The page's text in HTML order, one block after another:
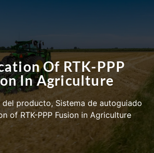
Of RTK-PPP
In Agriculture
del producto, Sistema de autoguiado
of RTK-PPP Fusion in Agriculture